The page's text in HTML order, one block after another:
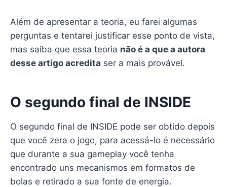
Além de apresentar a teoria, eu farei algumas
perguntas e tentarei justificar esse ponto de vista,
mas saiba que essa teoria não é a que a autora
desse artigo acredita ser a mais provável.
O segundo final de INSIDE
O segundo final de INSIDE pode ser obtido depois
que você zera o jogo, para acessá-lo é necessário
que durante a sua gameplay você tenha
encontrado uns mecanismos em formatos de
bolas e retirado a sua fonte de energia.